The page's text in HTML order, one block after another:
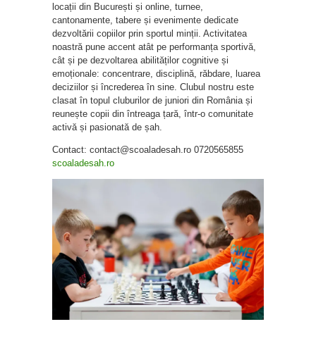
locații din București și online, turnee,
cantonamente, tabere și evenimente dedicate
dezvoltării copiilor prin sportul minții. Activitatea
noastră pune accent atât pe performanța sportivă,
cât și pe dezvoltarea abilităților cognitive și
emoționale: concentrare, disciplină, răbdare, luarea
deciziilor și încrederea în sine. Clubul nostru este
clasat în topul cluburilor de juniori din România și
reunește copii din întreaga țară, într-o comunitate
activă și pasionată de șah.
Contact: contact@scoaladesah.ro 0720565855
scoaladesah.ro